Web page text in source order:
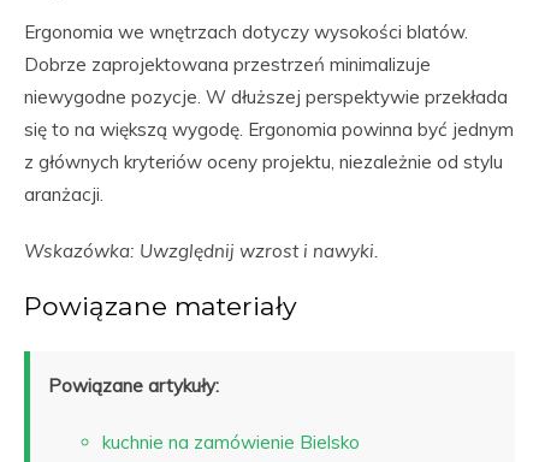
Ergonomia we wnętrzach dotyczy wysokości blatów.
Dobrze zaprojektowana przestrzeń minimalizuje
niewygodne pozycje. W dłuższej perspektywie przekłada
się to na większą wygodę. Ergonomia powinna być jednym
z głównych kryteriów oceny projektu, niezależnie od stylu
aranżacji.
Wskazówka: Uwzględnij wzrost i nawyki.
Powiązane materiały
Powiązane artykuły:
kuchnie na zamówienie Bielsko